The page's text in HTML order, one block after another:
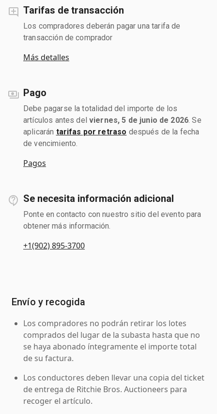
Tarifas de transacción
Los compradores deberán pagar una tarifa de
transacción de comprador
Más detalles
Pago
Debe pagarse la totalidad del importe de los
artículos antes del viernes, 5 de junio de 2026 . Se
aplicarán tarifas por retraso después de la fecha
de vencimiento.
Pagos
Se necesita información adicional
Ponte en contacto con nuestro sitio del evento para
obtener más información.
+1(902) 895-3700
Envío y recogida
Los compradores no podrán retirar los lotes
comprados del lugar de la subasta hasta que no
se haya abonado íntegramente el importe total
de su factura.
Los conductores deben llevar una copia del ticket
de entrega de Ritchie Bros. Auctioneers para
recoger el artículo.